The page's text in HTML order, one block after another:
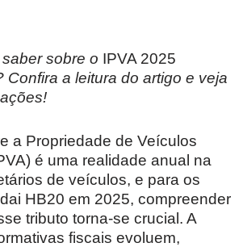
sobre o IPVA 2025
Confira a leitura do artigo e veja
a Propriedade de Veículos
é uma realidade anual na
de veículos, e para os
HB20 em 2025, compreender
tributo torna-se crucial. A
fiscais evoluem,